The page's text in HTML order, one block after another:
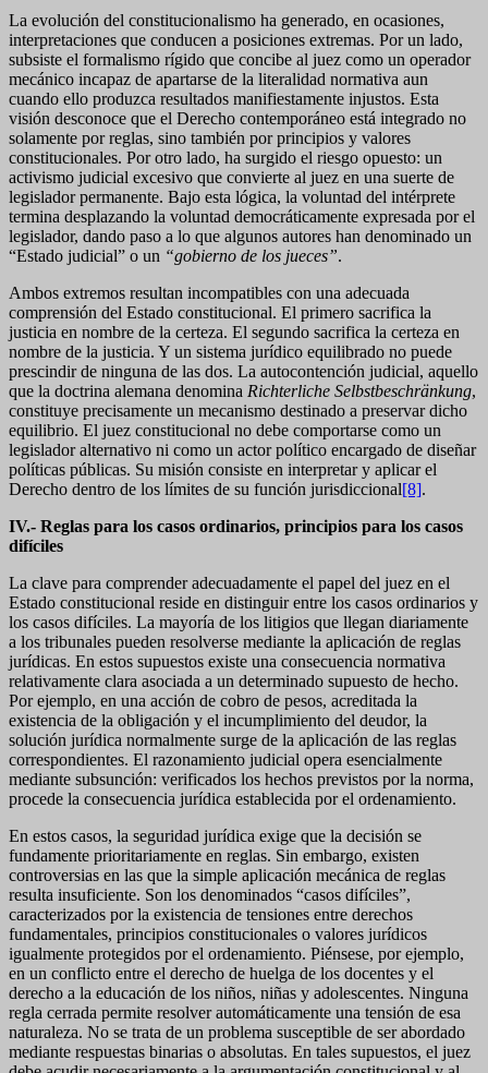
La evolución del constitucionalismo ha generado, en ocasiones,
interpretaciones que conducen a posiciones extremas. Por un lado,
subsiste el formalismo rígido que concibe al juez como un operador
mecánico incapaz de apartarse de la literalidad normativa aun
cuando ello produzca resultados manifiestamente injustos. Esta
visión desconoce que el Derecho contemporáneo está integrado no
solamente por reglas, sino también por principios y valores
constitucionales. Por otro lado, ha surgido el riesgo opuesto: un
activismo judicial excesivo que convierte al juez en una suerte de
legislador permanente. Bajo esta lógica, la voluntad del intérprete
termina desplazando la voluntad democráticamente expresada por el
legislador, dando paso a lo que algunos autores han denominado un
“Estado judicial” o un “gobierno de los jueces”.
Ambos extremos resultan incompatibles con una adecuada
comprensión del Estado constitucional. El primero sacrifica la
justicia en nombre de la certeza. El segundo sacrifica la certeza en
nombre de la justicia. Y un sistema jurídico equilibrado no puede
prescindir de ninguna de las dos. La autocontención judicial, aquello
que la doctrina alemana denomina Richterliche Selbstbeschränkung,
constituye precisamente un mecanismo destinado a preservar dicho
equilibrio. El juez constitucional no debe comportarse como un
legislador alternativo ni como un actor político encargado de diseñar
políticas públicas. Su misión consiste en interpretar y aplicar el
Derecho dentro de los límites de su función jurisdiccional[8].
IV.- Reglas para los casos ordinarios, principios para los casos
difíciles
La clave para comprender adecuadamente el papel del juez en el
Estado constitucional reside en distinguir entre los casos ordinarios y
los casos difíciles. La mayoría de los litigios que llegan diariamente
a los tribunales pueden resolverse mediante la aplicación de reglas
jurídicas. En estos supuestos existe una consecuencia normativa
relativamente clara asociada a un determinado supuesto de hecho.
Por ejemplo, en una acción de cobro de pesos, acreditada la
existencia de la obligación y el incumplimiento del deudor, la
solución jurídica normalmente surge de la aplicación de las reglas
correspondientes. El razonamiento judicial opera esencialmente
mediante subsunción: verificados los hechos previstos por la norma,
procede la consecuencia jurídica establecida por el ordenamiento.
En estos casos, la seguridad jurídica exige que la decisión se
fundamente prioritariamente en reglas. Sin embargo, existen
controversias en las que la simple aplicación mecánica de reglas
resulta insuficiente. Son los denominados “casos difíciles”,
caracterizados por la existencia de tensiones entre derechos
fundamentales, principios constitucionales o valores jurídicos
igualmente protegidos por el ordenamiento. Piénsese, por ejemplo,
en un conflicto entre el derecho de huelga de los docentes y el
derecho a la educación de los niños, niñas y adolescentes. Ninguna
regla cerrada permite resolver automáticamente una tensión de esa
naturaleza. No se trata de un problema susceptible de ser abordado
mediante respuestas binarias o absolutas. En tales supuestos, el juez